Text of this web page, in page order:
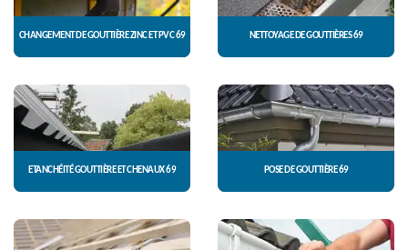
CHANGEMENT DE GOUTTIÈRE ZINC ET PVC 69 NETTOYAGE DE GOUTTIÈRES 69
ETANCHÉITÉ GOUTTIÈRE ET CHENAUX 69 POSE DE GOUTTIÈRE 69